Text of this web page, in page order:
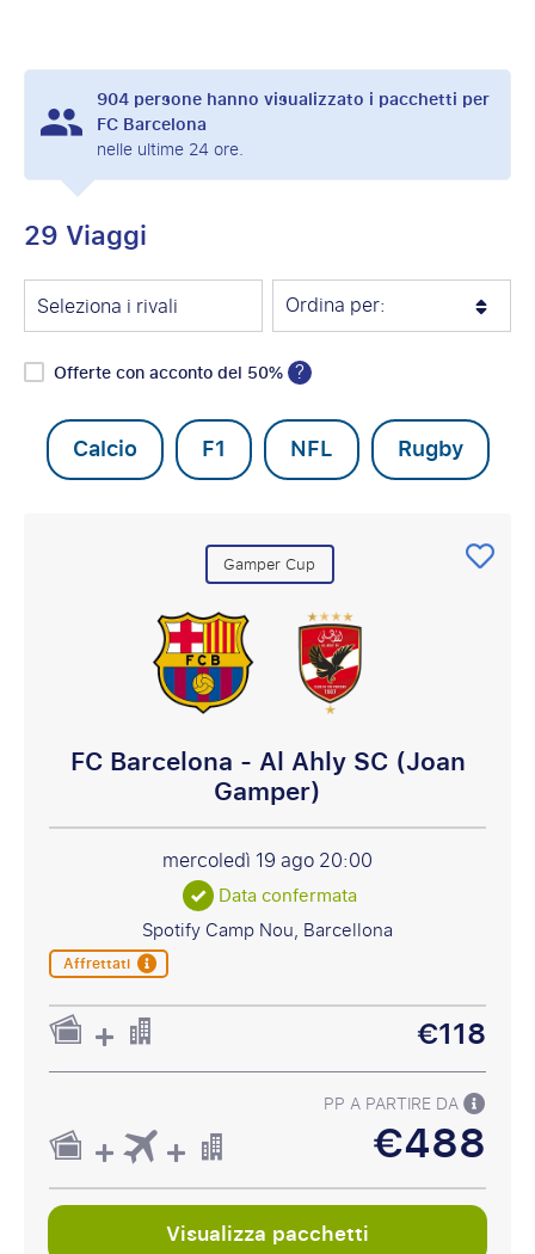
904persone hanno visualizzato i pacchetti per
FC Barcelona
nelle ultime 24 ore.
29 Viaggi
Seleziona i rivali Ordina per:
Offerte con acconto del 50% ?
Calcio F1 NFL Rugby
Gamper Cup
FC Barcelona - Al Ahly SC (Joan
Gamper)
mercoledì 19 ago20:00
Data confermata
Spotify Camp Nou, Barcellona
Affrettati
€118
PP A PARTIRE DA
€488
Visualizza pacchetti